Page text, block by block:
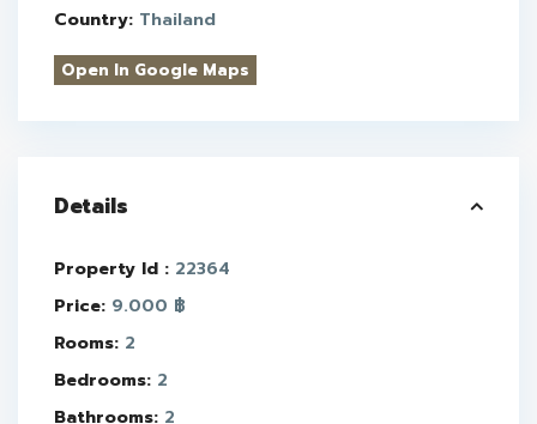
Country: Thailand
Open In Google Maps
Details
Property Id : 22364
Price: 9.000 ฿
Rooms: 2
Bedrooms: 2
Bathrooms: 2